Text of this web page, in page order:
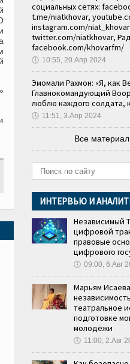
социальных сетях:
t.me/niatkhovar,
instagram.com/
twitter.com/niatkhovar,
facebook.com/khovarfm/
🕔 10:55, 20.Апр 2024
Эмомали Рахмон: «Я, как
Главнокомандующий
люблю каждого солдата,
🕔 11:51, 3.Апр 2024
Все
ИНТЕРВЬЮ И
Независимый
цифровой
правовые
цифрового
🕔 09:00, 6.Авг
Марьям
театральное
подготовке
молодёжи
🕔 11:00, 2.Авг